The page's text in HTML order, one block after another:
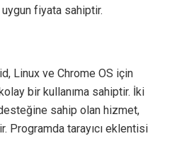
fiyata sahiptir.
Linux ve Chrome OS için
bir kullanıma sahiptir. İki
sahip olan hizmet,
Programda tarayıcı eklentisi